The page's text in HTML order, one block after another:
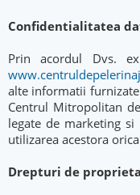
Confidentialitatea
Prin acordul Dvs.
alte informatii
Centrul Mitropolitan
legate de marketing
utilizarea acestora
Drepturi de